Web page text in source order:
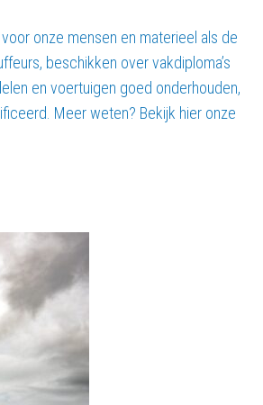
onze mensen en materieel als de
beschikken over vakdiploma’s
en voertuigen goed onderhouden,
Meer weten? Bekijk hier onze